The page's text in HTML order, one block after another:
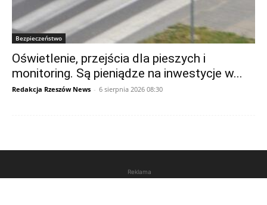
Bezpieczeństwo
Oświetlenie, przejścia dla pieszych i
monitoring. Są pieniądze na inwestycje w...
Redakcja Rzeszów News - 6 sierpnia 2026 08:30
Reklama